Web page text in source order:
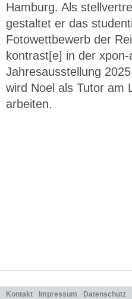
Hamburg. Als
gestaltet er das
Fotowettbewerb der
kontrast[e] in der
Jahresausstellung
wird Noel als Tutor am
arbeiten.
Kontakt Impressum Datenschutz